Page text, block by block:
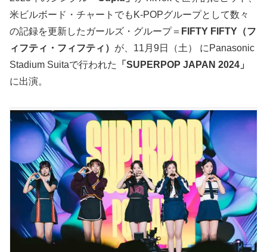
米ビルボード・チャートでもK-POPグループとして数々
の記録を更新したガールズ・グループ＝ FIFTY FIFTY（フ
ィフティ・フィフティ） が、11月9日（土） にPanasonic
Stadium Suitaで行われた
「SUPERPOP JAPAN 2024」
に出演。